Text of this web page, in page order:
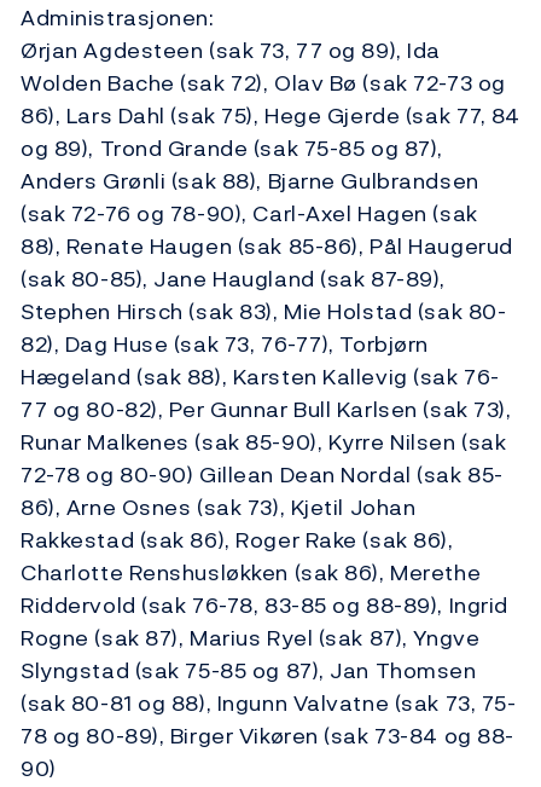
Administrasjonen:
Ørjan Agdesteen (sak 73, 77 og 89), Ida
Wolden Bache (sak 72), Olav Bø (sak 72-73 og
86), Lars Dahl (sak 75), Hege Gjerde (sak 77, 84
og 89), Trond Grande (sak 75-85 og 87),
Anders Grønli (sak 88), Bjarne Gulbrandsen
(sak 72-76 og 78-90), Carl-Axel Hagen (sak
88), Renate Haugen (sak 85-86), Pål Haugerud
(sak 80-85), Jane Haugland (sak 87-89),
Stephen Hirsch (sak 83), Mie Holstad (sak 80-
82), Dag Huse (sak 73, 76-77), Torbjørn
Hægeland (sak 88), Karsten Kallevig (sak 76-
77 og 80-82), Per Gunnar Bull Karlsen (sak 73),
Runar Malkenes (sak 85-90), Kyrre Nilsen (sak
72-78 og 80-90) Gillean Dean Nordal (sak 85-
86), Arne Osnes (sak 73), Kjetil Johan
Rakkestad (sak 86), Roger Rake (sak 86),
Charlotte Renshusløkken (sak 86), Merethe
Riddervold (sak 76-78, 83-85 og 88-89), Ingrid
Rogne (sak 87), Marius Ryel (sak 87), Yngve
Slyngstad (sak 75-85 og 87), Jan Thomsen
(sak 80-81 og 88), Ingunn Valvatne (sak 73, 75-
78 og 80-89), Birger Vikøren (sak 73-84 og 88-
90)